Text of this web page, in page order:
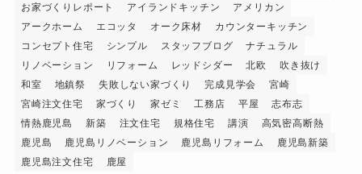
お家づくりレポート
アイランドキッチン
アメリカン
アークホーム
エコッタ オーク床材
カウンターキッチン
コンセプト住宅
シンプル スタッフブログ
ナチュラル
リノベーション
リフォーム レッドシダー 北欧
吹き抜け
和室
地鎮祭 失敗しない家づくり 完成見学会
宮崎
宮崎注文住宅
家づくり 家ゼミ 工務店 平屋
志布志
情熱鹿児島
新築 注文住宅 規格住宅 講演
高気密高断熱
鹿児島
鹿児島リノベーション 鹿児島リフォーム
鹿児島新築
鹿児島注文住宅
鹿屋